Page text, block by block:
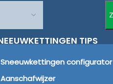
TIPS
Sneeuwkettingen configurator
Aanschafwijzer